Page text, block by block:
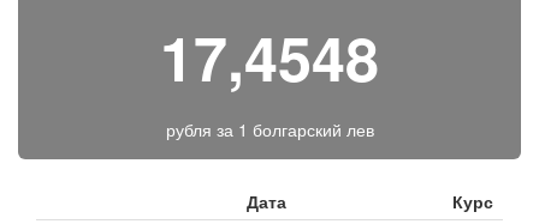
17,4548
рубля за 1 болгарский лев
Дата
Курс